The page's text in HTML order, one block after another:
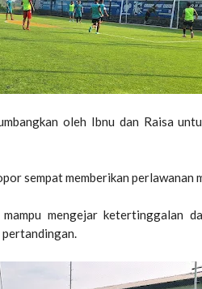
oleh Ibnu dan Raisa
sempat memberikan perlawanan
mengejar ketertinggalan
pertandingan.